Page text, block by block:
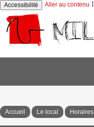
Accessibilité Aller au contenu
Accueil Le local Horaires